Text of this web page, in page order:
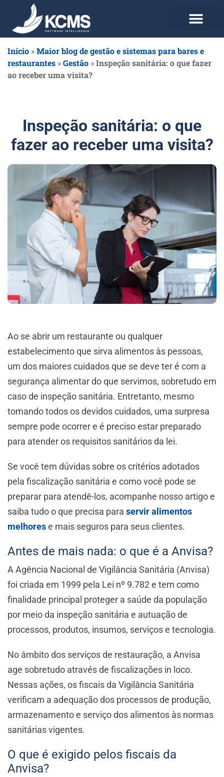
Início »Maior blog de gestão e sistemas para bares e
restaurantes »Gestão »Inspeção sanitária: o que fazer
ao receber uma visita?
Inspeção sanitária: o que
fazer ao receber uma visita?
Ao se abrir um restaurante ou qualquer
estabelecimento que sirva alimentos às pessoas,
um dos maiores cuidados que se deve ter é com a
segurança alimentar do que servimos, sobretudo em
caso de inspeção sanitária. Entretanto, mesmo
tomando todos os devidos cuidados, uma surpresa
sempre pode ocorrer e é preciso estar preparado
para atender os requisitos sanitários da lei.
Se você tem dúvidas sobre os critérios adotados
pela fiscalização sanitária e como você pode se
preparar para atendê-los, acompanhe nosso artigo e
saiba tudo o que precisa para servir alimentos
melhorese mais seguros para seus clientes.
Antes de mais nada: o que é a Anvisa?
A Agência Nacional de Vigilância Sanitária (Anvisa)
foi criada em 1999 pela Lei nº 9.782 e tem como
finalidade principal proteger a saúde da população
por meio da inspeção sanitária e autuação de
processos, produtos, insumos, serviços e tecnologia.
No âmbito dos serviços de restauração, a Anvisa
age sobretudo através de fiscalizações in loco.
Nessas ações, os fiscais da Vigilância Sanitária
verificam a adequação dos processos de produção,
armazenamento e serviço dos alimentos às normas
sanitárias vigentes.
O que é exigido pelos fiscais da
Anvisa?